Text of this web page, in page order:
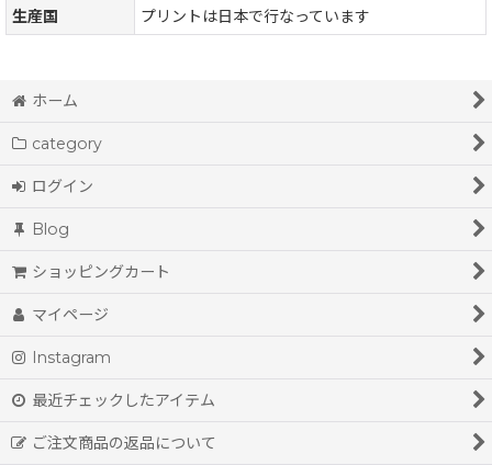
生産国
プリントは日本で行なっています
ホーム
category
ログイン
Blog
ショッピングカート
マイページ
Instagram
最近チェックしたアイテム
ご注文商品の返品について